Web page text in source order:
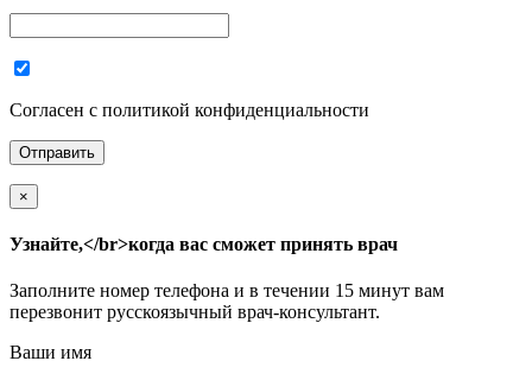
Согласен с политикой конфиденциальности
×
Узнайте,</br>когда вас сможет принять врач
Заполните номер телефона и в течении 15 минут вам
перезвонит русскоязычный врач-консультант.
Ваши имя